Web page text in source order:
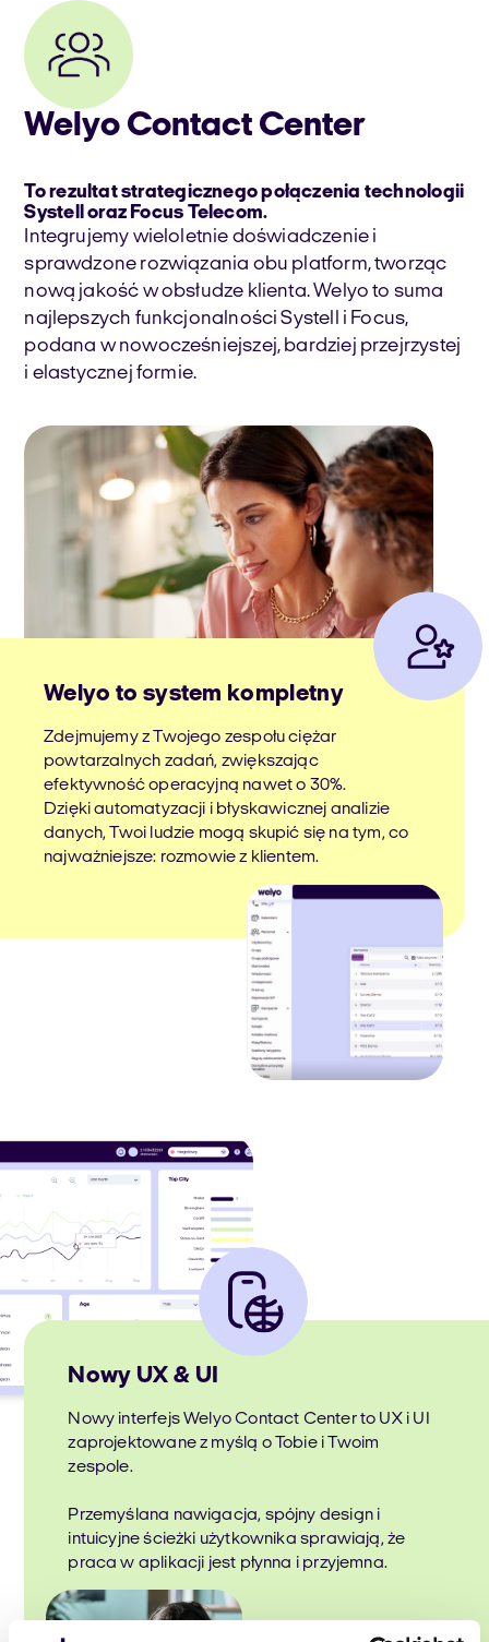
Welyo Contact Center
To rezultat strategicznego połączenia technologii
Systell oraz Focus Telecom.
Integrujemy wieloletnie doświadczenie i
sprawdzone rozwiązania obu platform, tworząc
nową jakość w obsłudze klienta. Welyo to suma
najlepszych funkcjonalności Systell i Focus,
podana w nowocześniejszej, bardziej przejrzystej
i elastycznej formie.
Welyo to system kompletny
Zdejmujemy z Twojego zespołu ciężar
powtarzalnych zadań, zwiększając
efektywność operacyjną nawet o 30%.
Dzięki automatyzacji i błyskawicznej analizie
danych, Twoi ludzie mogą skupić się na tym, co
najważniejsze: rozmowie z klientem.
Nowy UX & UI
Nowy interfejs Welyo Contact Center to UX i UI
zaprojektowane z myślą o Tobie i Twoim
zespole.
Przemyślana nawigacja, spójny design i
intuicyjne ścieżki użytkownika sprawiają, że
praca w aplikacji jest płynna i przyjemna.